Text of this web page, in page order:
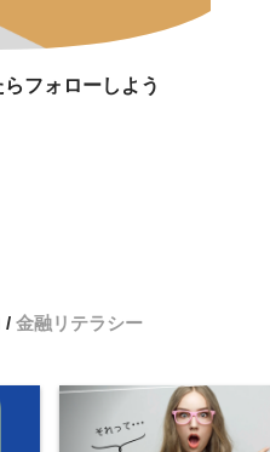
フォローしよう
金融リテラシー